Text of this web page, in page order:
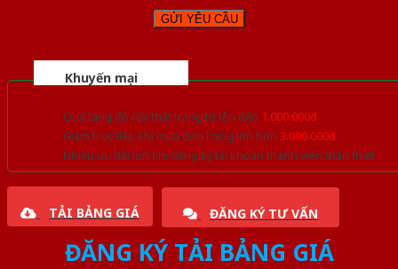
Khuyến mại
Quà tặng đồ nội thất trang trí lên đến 1.000.000đ
Giảm trực tiếp khi mua đơn hàng lớn hơn 3.000.000đ
Nhiều ưu đãi lớn khi đăng ký tài khoản thành viên thân thiết
TẢI BẢNG GIÁ ĐĂNG KÝ TƯ VẤN
ĐĂNG KÝ TẢI BẢNG GIÁ